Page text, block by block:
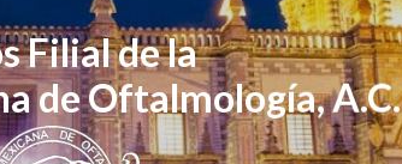
Filial de la
de Oftalmología, A.C.